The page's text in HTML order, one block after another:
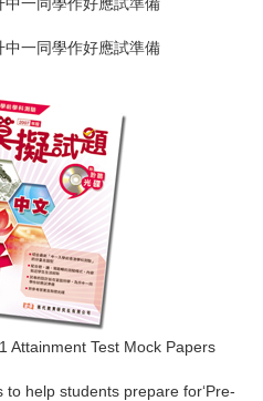
中一同學作好應試準備
Attainment Test Mock Papers
to help students prepare for‘Pre-